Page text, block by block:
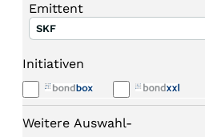
Emittent
SKF
Initiativen
Weitere Auswahl-